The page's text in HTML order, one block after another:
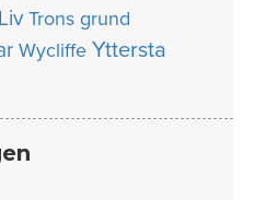
Trons grund
Wycliffe Yttersta